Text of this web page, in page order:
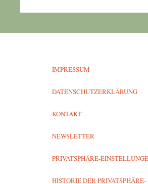
IMPRESSUM
DATENSCHUTZERKLÄRUNG
KONTAKT
NEWSLETTER
PRIVATSPHÄRE-
HISTORIE DER PRIVATSPHÄRE-